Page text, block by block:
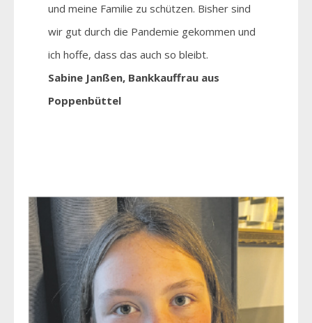
und meine Familie zu schützen. Bisher sind
wir gut durch die Pandemie gekommen und
ich hoffe, dass das auch so bleibt.
Sabine Janßen, Bankkauffrau aus
Poppenbüttel